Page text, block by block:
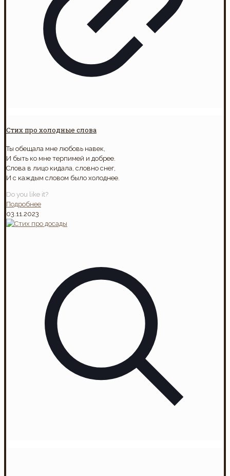
Стих про холодные слова
Ты обещала мне любовь навек,
И быть ко мне терпимей и добрее.
Слова в лицо кидала, словно снег,
И с каждым словом было холоднее.
Do you like it?
Подробнее
03.11.2023